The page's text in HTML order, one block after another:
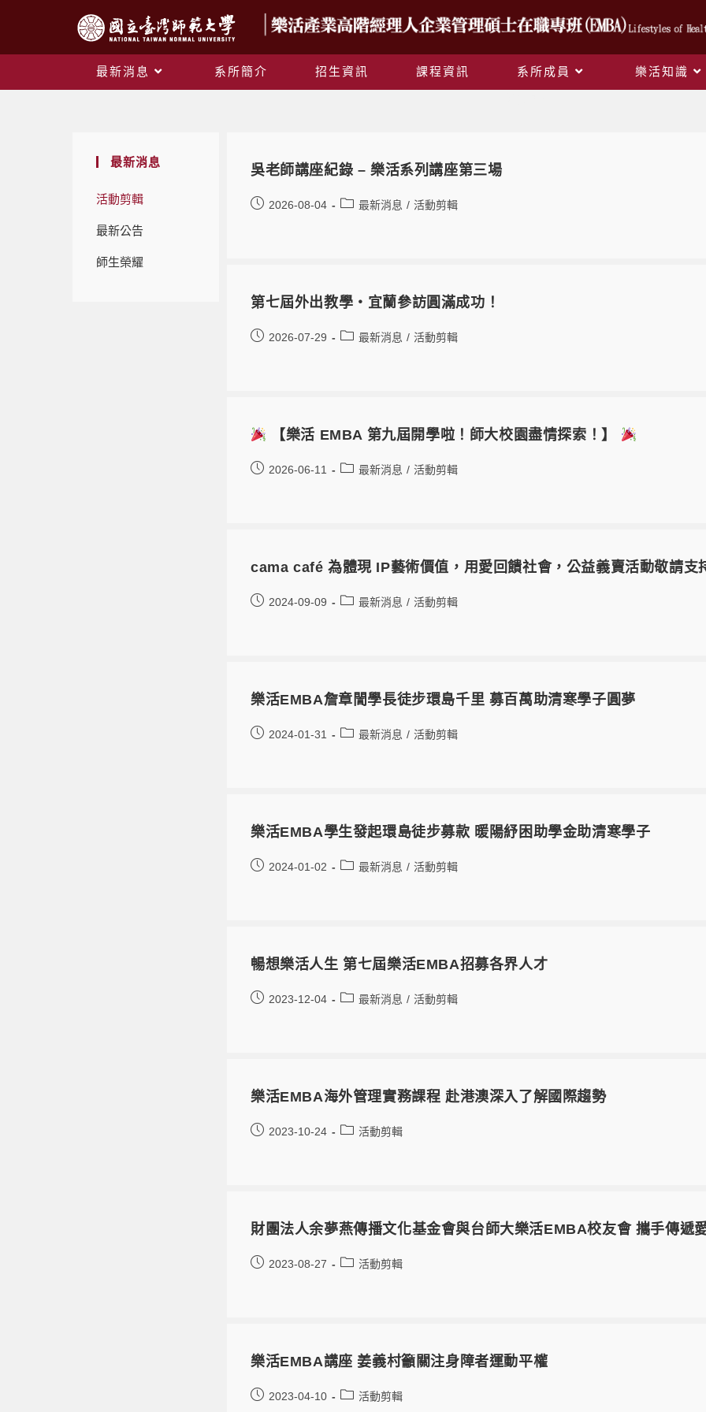
最新消息 系所簡介 招生資訊 課程資訊 系所成員 樂活知識
最新消息
活動剪輯
最新公告
師生榮耀
吳老師講座紀錄 – 樂活系列講座第三場
2026-08-04 最新消息 / 活動剪輯
第七屆外出教學・宜蘭參訪圓滿成功！
2026-07-29 最新消息 / 活動剪輯
【樂活 EMBA 第九屆開學啦！師大校園盡情探索！】
2026-06-11 最新消息 / 活動剪輯
cama café 為體現 IP藝術價值，用愛回饋社會，公益義賣活動敬請支
2024-09-09 最新消息 / 活動剪輯
樂活EMBA詹章誾學長徒步環島千里 募百萬助清寒學子圓夢
2024-01-31 最新消息 / 活動剪輯
樂活EMBA學生發起環島徒步募款 暖陽紓困助學金助清寒學子
2024-01-02 最新消息 / 活動剪輯
暢想樂活人生 第七屆樂活EMBA招募各界人才
2023-12-04 最新消息 / 活動剪輯
樂活EMBA海外管理實務課程 赴港澳深入了解國際趨勢
2023-10-24 活動剪輯
財團法人余夢燕傳播文化基金會與台師大樂活EMBA校友會 攜手傳遞
2023-08-27 活動剪輯
樂活EMBA講座 姜義村籲關注身障者運動平權
2023-04-10 活動剪輯